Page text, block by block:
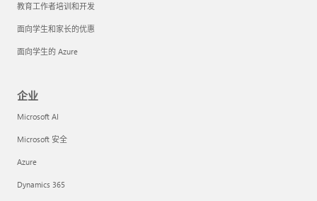
教育工作者培训和开发
面向学生和家长的优惠
面向学生的 Azure
企业
Microsoft AI
Microsoft 安全
Azure
Dynamics 365